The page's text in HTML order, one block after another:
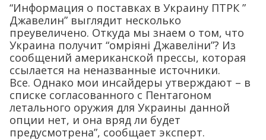
“Информация о поставках в Украину ПТРК ”
Джавелин” выглядит несколько
преувеличено. Откуда мы знаем о том, что
Украина получит “омріяні Джавеліни”? Из
сообщений американской прессы, которая
ссылается на неназванные источники.
Все. Однако мои инсайдеры утверждают – в
списке согласованного с Пентагоном
летального оружия для Украины данной
опции нет, и она вряд ли будет
предусмотрена”, сообщает эксперт.